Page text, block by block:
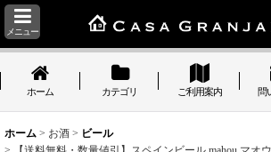
メニュー
ホーム カテゴリ ご利用案内 問
ホーム > お酒 > ビール